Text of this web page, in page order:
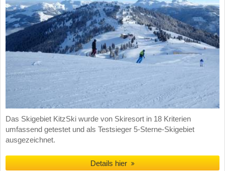
Das Skigebiet KitzSki wurde von Skiresort in 18 Kriterien
umfassend getestet und als Testsieger 5-Sterne-Skigebiet
ausgezeichnet.
Details hier